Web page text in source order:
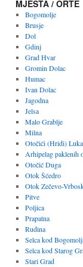
MJESTA / ORTE
Bogomolje
Brusje
Dol
Gdinj
Grad Hvar
Gromin Dolac
Humac
Ivan Dolac
Jagodna
Jelsa
Malo Grablje
Milna
Otočići (Hridi)
Arhipelag paklenih
Otočić Duga
Otok Šćedro
Otok Zečevo-
Pitve
Poljica
Prapatna
Rudina
Selca kod
Selca kod Starog
Stari Grad